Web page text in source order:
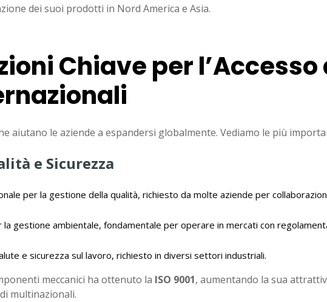
dei suoi prodotti in Nord America e Asia.
Chiave per l’Accesso
aiutano le aziende a espandersi globalmente. Vediamo le più
e Sicurezza
per la gestione della qualità, richiesto da molte aziende per
la gestione ambientale, fondamentale per operare in mercati con
e sicurezza sul lavoro, richiesto in diversi settori industriali.
meccanici ha ottenuto la ISO 9001, aumentando la sua
multinazionali.